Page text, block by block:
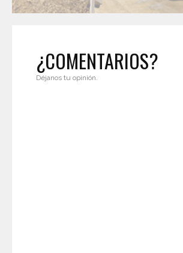
¿COMENTARIOS?
Déjanos tu opinión.